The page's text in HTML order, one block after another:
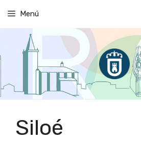
contenido
Menú
Siloé